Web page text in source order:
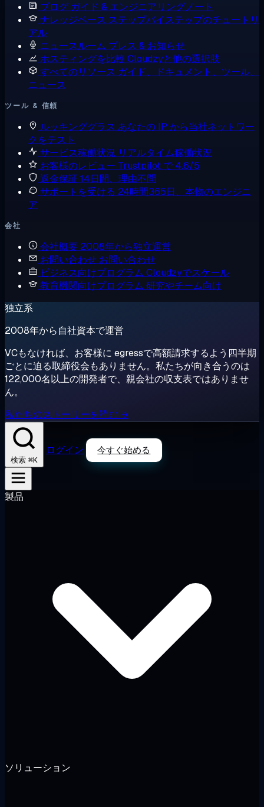
ブログ ガイド & エンジニアリングノート
ナレッジベース ステップバイステップのチュートリ
アル
ニュースルーム プレス & お知らせ
ホスティングを比較 Cloudzyと他の選択肢
すべてのリソース ガイド、ドキュメント、ツール、
ニュース
ツール & 信頼
ルッキンググラス あなたの IP から当社ネットワー
クをテスト
サービス稼働状況 リアルタイム稼働状況
お客様のレビュー Trustpilot で 4.6/5
返金保証 14日間、理由不問
サポートを受ける 24時間365日、本物のエンジニ
ア
会社
会社概要 2008年から独立運営
お問い合わせ お問い合わせ
ビジネス向けプログラム Cloudzyでスケール
教育機関向けプログラム 研究やチーム向け
独立系
2008年から自社資本で運営
VCもなければ、お客様に egressで高額請求するよう四半期
ごとに迫る取締役会もありません。私たちが向き合うのは
122,000名以上の開発者で、親会社の収支表ではありませ
ん。
私たちのストーリーを読む →
検索 ⌘K
ログイン 今すぐ始める
製品
ソリューション